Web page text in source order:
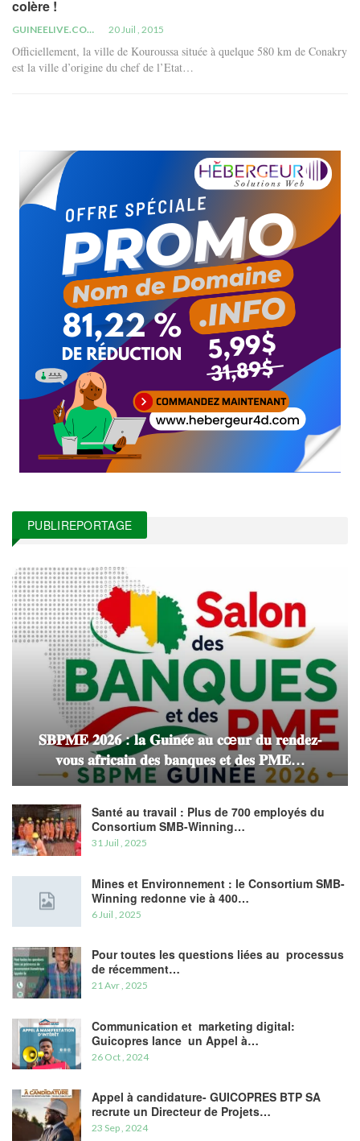
colère !
GUINEELIVE.COM 20 Juil , 2015
Officiellement, la ville de Kouroussa située à quelque 580 km de Conakry
est la ville d’origine du chef de l’Etat…
PUBLIREPORTAGE
𝐒𝐁𝐏𝐌𝐄 𝟐𝟎𝟐𝟔 : 𝐥𝐚 𝐆𝐮𝐢𝐧𝐞́𝐞 𝐚𝐮 𝐜œ𝐮𝐫 𝐝𝐮 𝐫𝐞𝐧𝐝𝐞𝐳-
𝐯𝐨𝐮𝐬 𝐚𝐟𝐫𝐢𝐜𝐚𝐢𝐧 𝐝𝐞𝐬 𝐛𝐚𝐧𝐪𝐮𝐞𝐬 𝐞𝐭 𝐝𝐞𝐬 𝐏𝐌𝐄…
Santé au travail : Plus de 700 employés du
Consortium SMB-Winning…
31 Juil , 2025
Mines et Environnement : le Consortium SMB-
Winning redonne vie à 400…
6 Juil , 2025
Pour toutes les questions liées au processus
de récemment…
21 Avr , 2025
Communication et marketing digital:
Guicopres lance un Appel à…
26 Oct , 2024
Appel à candidature- GUICOPRES BTP SA
recrute un Directeur de Projets…
23 Sep , 2024